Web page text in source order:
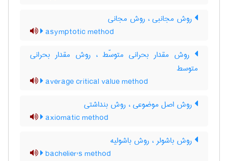
روش مجانبی ، روش مجانی
asymptotic method
روش مقدار بحرانی متوسّط ، روش مقدار بحرانی
متوسط
average critical value method
روش اصل موضوعی ، روش بنداشتی
axiomatic method
روش باشولر ، روش باشولیه
bachelier's method